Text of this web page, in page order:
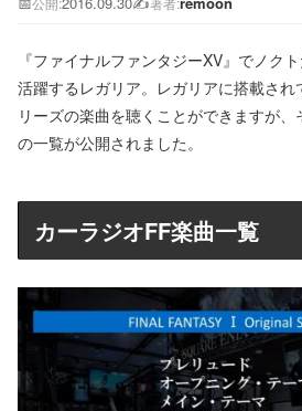
『ファイナルファンタジーXV』でノク
活躍するレガリア。レガリアに搭載さ
リーズの楽曲を聴くことができますが
の一覧が公開されました。
カーラジオFF楽曲一覧